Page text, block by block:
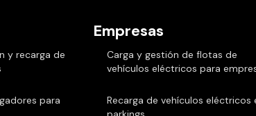
y recarga de
para
Empresas
Carga y gestión de flotas de
vehículos eléctricos para
Recarga de vehículos eléctricos